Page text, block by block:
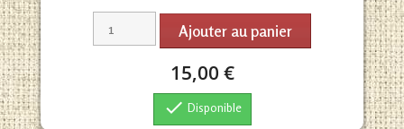
Ajouter au panier
15,00 €
 Disponible